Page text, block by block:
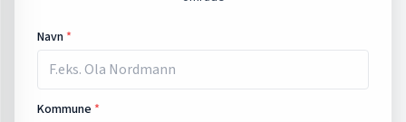
Navn *
Kommune *